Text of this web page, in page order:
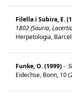
Filella i Subira, E.
1802 (Sauria,
Herpetologia,
Funke, O. (1999)-
Eidechse, Bonn, 10